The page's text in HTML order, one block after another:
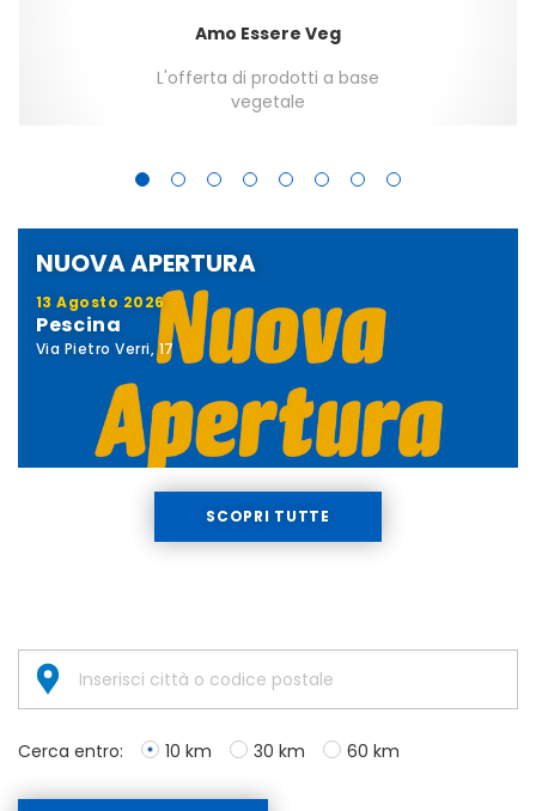
Amo Essere Veg
L'offerta di prodotti a base
vegetale
NUOVA APERTURA
13 Agosto 2026
Pescina
Via Pietro Verri, 17
SCOPRI TUTTE
Cerca entro: 10 km 30 km 60 km